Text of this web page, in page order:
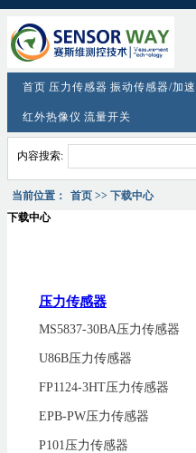
首页 压力传感器 振动传感器/加
红外热像仪 流量开关
内容搜索:
当前位置： 首页 >> 下载中心
下载中心
压力传感器
MS5837-30BA压力传感器
U86B压力传感器
FP1124-3HT压力传感器
EPB-PW压力传感器
P101压力传感器